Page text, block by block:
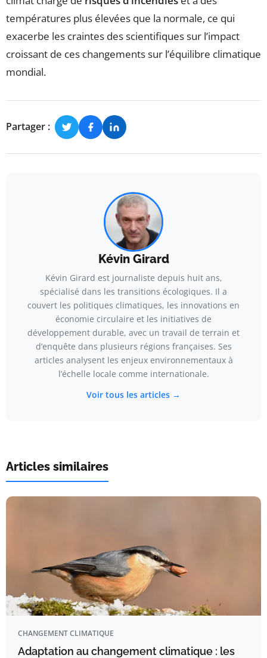
températures plus élevées que la normale, ce qui
exacerbe les craintes des scientifiques sur l’impact
croissant de ces changements sur l’équilibre climatique
mondial.
Partager :
Kévin Girard
Kévin Girard est journaliste depuis huit ans,
spécialisé dans les transitions écologiques. Il a
couvert les politiques climatiques, les innovations en
économie circulaire et les initiatives de
développement durable, avec un travail de terrain et
d’enquête dans plusieurs régions françaises. Ses
articles analysent les enjeux environnementaux à
l’échelle locale comme internationale.
Voir tous les articles →
Articles similaires
CHANGEMENT CLIMATIQUE
Adaptation au changement climatique : les